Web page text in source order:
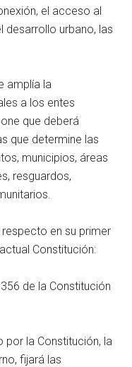
el acceso al
desarrollo urbano, las
amplía la
a los entes
que deberá
que determine las
municipios, áreas
resguardos,
en su primer
Constitución:
de la Constitución
por la Constitución, la
fijará las